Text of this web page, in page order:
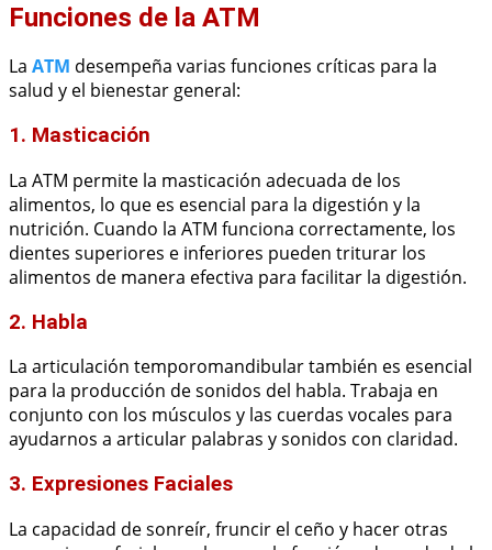
Funciones de la ATM
La ATM desempeña varias funciones críticas para la
salud y el bienestar general:
1. Masticación
La ATM permite la masticación adecuada de los
alimentos, lo que es esencial para la digestión y la
nutrición. Cuando la ATM funciona correctamente, los
dientes superiores e inferiores pueden triturar los
alimentos de manera efectiva para facilitar la digestión.
2. Habla
La articulación temporomandibular también es esencial
para la producción de sonidos del habla. Trabaja en
conjunto con los músculos y las cuerdas vocales para
ayudarnos a articular palabras y sonidos con claridad.
3. Expresiones Faciales
La capacidad de sonreír, fruncir el ceño y hacer otras